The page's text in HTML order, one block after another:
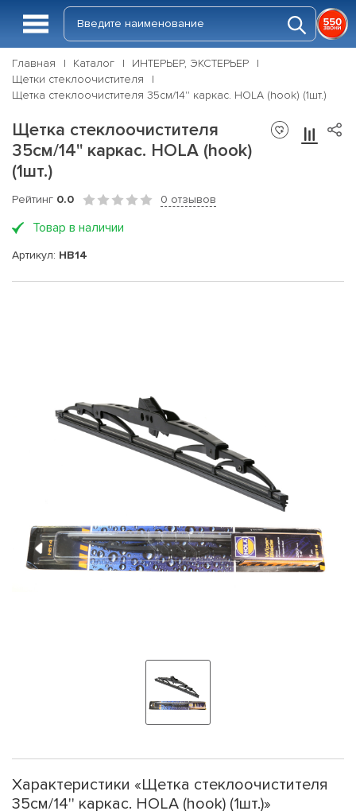
Главная Каталог
ИНТЕРЬЕР, ЭКСТЕРЬЕР
Щетки стеклоочистителя
Щетка стеклоочистителя 35см/14'' каркас. HOLA (hook) (1шт.)
Щетка стеклоочистителя
35см/14'' каркас. HOLA (hook)
(1шт.)
Рейтинг 0.0 0 отзывов
Товар в наличии
Артикул: HB14
Характеристики «Щетка стеклоочистителя
35см/14'' каркас. HOLA (hook) (1шт.)»